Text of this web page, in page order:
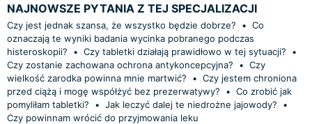
NAJNOWSZE PYTANIA Z TEJ SPECJALIZACJI
Czy jest jednak szansa, że wszystko będzie dobrze? • Co
oznaczają te wyniki badania wycinka pobranego podczas
histeroskopii?
• Czy tabletki działają prawidłowo w tej sytuacji?
•
Czy zostanie zachowana ochrona antykoncepcyjna?
• Czy
wielkość zarodka powinna mnie martwić?
• Czy jestem chroniona
przed ciążą i mogę współżyć bez prezerwatywy?
• Co zrobić jak
pomyliłam tabletki?
• Jak leczyć dalej te niedrożne jajowody?
•
Czy powinnam wrócić do przyjmowania leku